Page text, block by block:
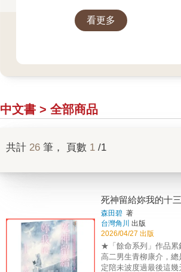
屬於幼稚大人們的青春「重
啟」小說！我想要，讓死黨向
看更多
中文書 > 全部商品
共計 26 筆， 頁數 1 /1
死神留給妳我的十
森田碧 著
台灣角川 出版
2026/04/27 出版
★「餘命系列」作品累
高二男生青柳康介，
定陪未波度過最後這